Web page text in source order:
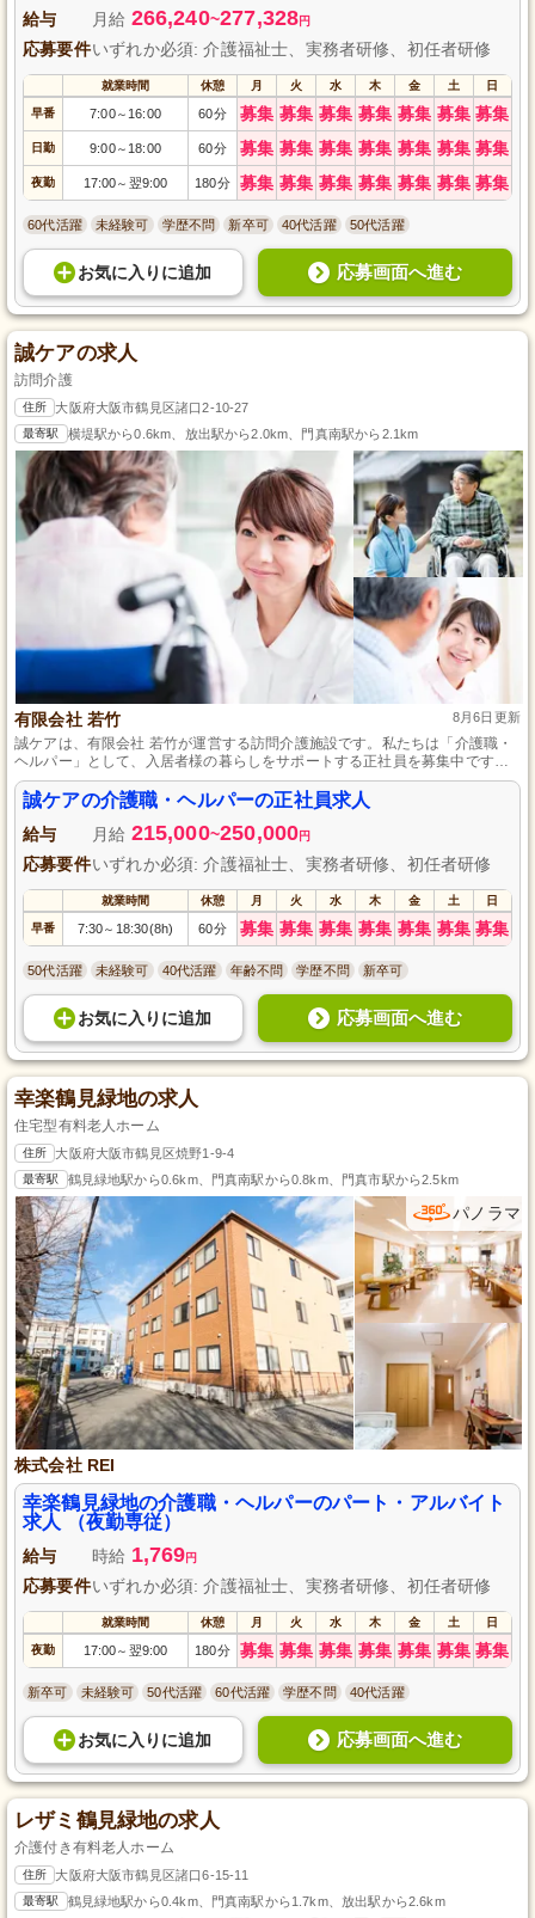
給与 月給 266,240~277,328円
応募要件いずれか必須: 介護福祉士、実務者研修、初任者研修
就業時間 休憩 月 火 水 木 金 土 日
早番 7:00～ 16:00 60分 募集 募集 募集 募集 募集 募集 募集
日勤 9:00～ 18:00 60分 募集 募集 募集 募集 募集 募集 募集
夜勤 17:00～ 翌9:00 180分 募集 募集 募集 募集 募集 募集 募集
60代活躍 未経験可 学歴不問 新卒可 40代活躍 50代活躍
お気に入り に追加 応募画面へ進む
誠ケアの求人
訪問介護
住所 大阪府大阪市鶴見区諸口2-10-27
最寄駅 横堤駅から0.6km、放出駅から2.0km、門真南駅から2.1km
有限会社 若竹 8月6日更新
誠ケアは、有限会社 若竹が運営する訪問介護施設です。私たちは「介護職・
ヘルパー」として、入居者様の暮らしをサポートする正社員を募集中です。
資格や経験がなくても、心のこもったケアを提供したいという思いがあれば
大歓迎です。安心して働ける環境で、一緒に利用者様の笑顔を引き出しまし
ょう。応募お待ちしております！
誠ケアの介護職・ヘルパーの正社員求人
給与 月給 215,000~250,000円
応募要件いずれか必須: 介護福祉士、実務者研修、初任者研修
就業時間 休憩 月 火 水 木 金 土 日
早番 7:30～ 18:30(8h) 60分 募集 募集 募集 募集 募集 募集 募集
50代活躍 未経験可 40代活躍 年齢不問 学歴不問 新卒可
お気に入り に追加 応募画面へ進む
幸楽鶴見緑地の求人
住宅型有料老人ホーム
住所 大阪府大阪市鶴見区焼野1-9-4
最寄駅 鶴見緑地駅から0.6km、門真南駅から0.8km、門真市駅から2.5km
パノラマ
株式会社 REI
幸楽鶴見緑地の介護職・ヘルパーのパート・アルバイト
求人 （夜勤専従）
給与 時給 1,769円
応募要件いずれか必須: 介護福祉士、実務者研修、初任者研修
就業時間 休憩 月 火 水 木 金 土 日
夜勤 17:00～ 翌9:00 180分 募集 募集 募集 募集 募集 募集 募集
新卒可 未経験可 50代活躍 60代活躍 学歴不問 40代活躍
お気に入り に追加 応募画面へ進む
レザミ鶴見緑地の求人
介護付き有料老人ホーム
住所 大阪府大阪市鶴見区諸口6-15-11
最寄駅 鶴見緑地駅から0.4km、門真南駅から1.7km、放出駅から2.6km